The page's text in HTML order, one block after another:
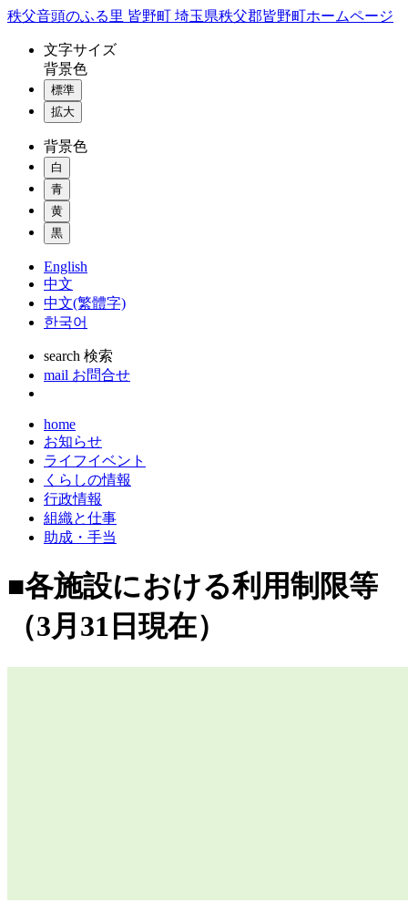
コ
秩父音頭のふる里 皆野町 埼玉県秩父郡皆野町ホームページ
文字サイズ
背景色
標準
拡大
背景色
白
青
黄
黒
English
中文
中文(繁體字)
한국어
search 検索
mail お問合せ
home
お知らせ
ライフイベント
くらしの情報
行政情報
組織と仕事
助成・手当
■各施設における利用制限等
（3月31日現在）